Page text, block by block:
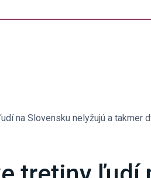
na Slovensku nelyžujú a